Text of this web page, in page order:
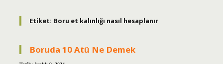
Etiket: Boru et kalınlığı nasıl hesaplanır
Boruda 10 Atü Ne Demek